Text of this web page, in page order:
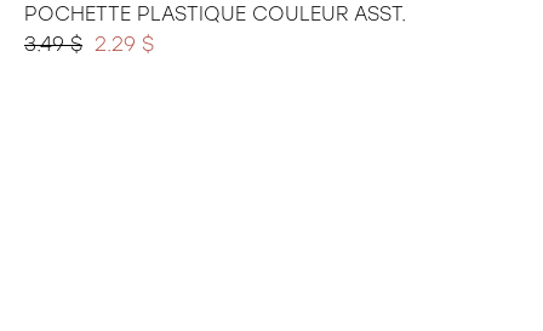
POCHETTE PLASTIQUE COULEUR ASST.
3.49 $ 2.29 $